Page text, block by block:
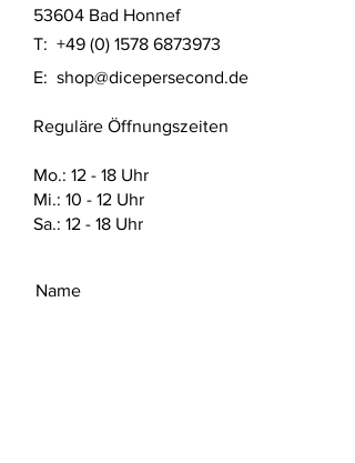
und mit UV Licht ausgehärtet.
Detaillierte Sicherheitshinweise nach
Produktsicherheitsverordnung (GPSR)
den FAQ. Dort sind auch die offiziellen
des verwendeten Materials zu finden.
53604 Bad Honnef
T: +49 (0) 1578 6873973
E: shop@dicepersecond.de
Reguläre Öffnungszeiten
Mo.: 12 - 18 Uhr
Mi.: 10 - 12 Uhr
Sa.: 12 - 18 Uhr